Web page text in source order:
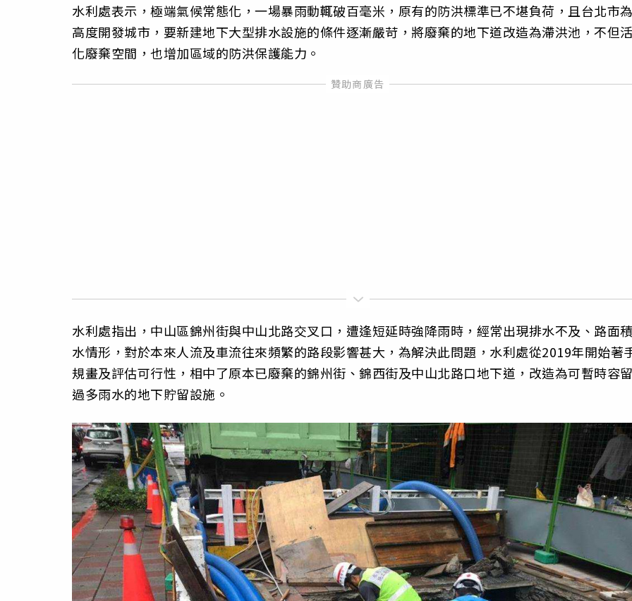
水利處表示，極端氣候常態化，一場暴雨動輒破百毫米，原有的防洪標準已不堪負荷，且台北市
高度開發城市，要新建地下大型排水設施的條件逐漸嚴苛，將廢棄的地下道改造為滯洪池，不但
化廢棄空間，也增加區域的防洪保護能力。
水利處指出，中山區錦州街與中山北路交叉口，遭逢短延時強降雨時，經常出現排水不及、路面
水情形，對於本來人流及車流往來頻繁的路段影響甚大，為解決此問題，水利處從2019年開始著
規畫及評估可行性，相中了原本已廢棄的錦州街、錦西街及中山北路口地下道，改造為可暫時容
過多雨水的地下貯留設施。